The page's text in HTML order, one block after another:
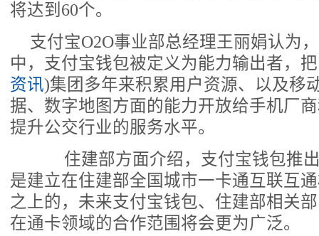
将达到60个。
支付宝O2O事业部总经理王丽娟认为
中，支付宝钱包被定义为能力输出者，
资讯)集团多年来积累用户资源、以及移
据、数字地图方面的能力开放给手机厂
提升公交行业的服务水平。
住建部方面介绍，支付宝钱包推出
是建立在住建部全国城市一卡通互联互
之上的，未来支付宝钱包、住建部相关
在通卡领域的合作范围将会更为广泛。